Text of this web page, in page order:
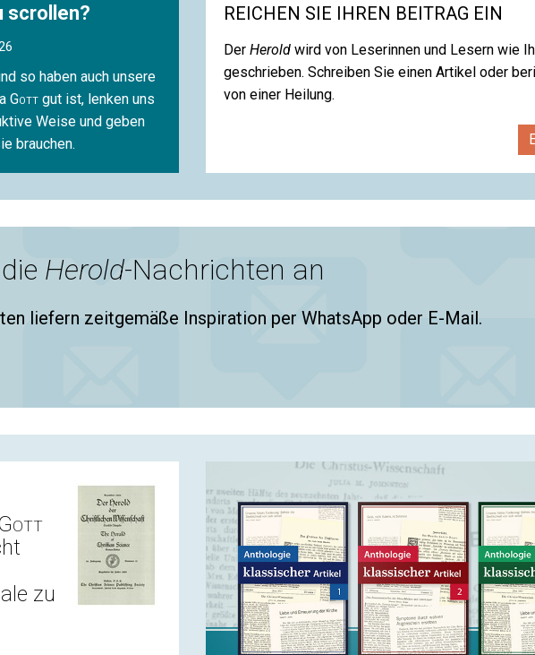
scrollen?
so haben auch unsere
Gott gut ist, lenken uns
Weise und geben
brauchen.
REICHEN SIE IHREN BEITRAG EIN
Der Herold wird von Leserinnen und Lesern wie
geschrieben. Schreiben Sie einen Artikel oder
von einer Heilung.
Herold-Nachrichten an
liefern zeitgemäße Inspiration per WhatsApp oder E-Mail.
Gott
zu